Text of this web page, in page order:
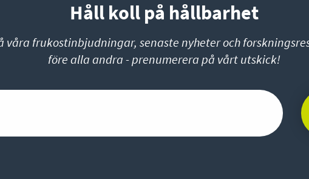
Håll koll på hållbarhet
våra frukostinbjudningar, senaste nyheter och
före alla andra - prenumerera på vårt utskick!